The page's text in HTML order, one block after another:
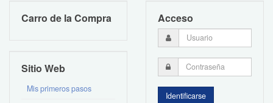
Carro de la Compra
Sitio Web
Mis primeros pasos
Acceso